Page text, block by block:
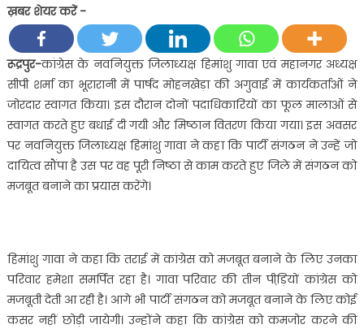
कांग्रेस
ज़िला
और
महानगर
अध्यक्ष
का
जोरदार
कार्यकर्ताओं
ख़बर शेयर करें -
रूद्रपुर-कांग्रेस के नवनियुक्त जिलाध्यक्ष हिमांशु गावा एवं महानगर अध्यक्ष
सीपी शर्मा का भूरारानी में पार्षद मोहनखेड़ा की अगुवाई में कार्यकर्ताओं ने
जोरदार स्वागत किया। इस दौरान दोनों पदाधिकारियों का फूल मालाओं से
स्वागत करते हुए बधाई दी गयी और मिष्ठान वितरण किया गया। इस अवसर
पर नवनियुक्त जिलाध्यक्ष हिमांशु गावा ने कहा कि पार्टी संगठन ने उन्हें जो
दायित्व सौंपा है उस पर वह पूरी निष्ठा से काम करते हुए जिले में संगठन को
मजबूत बनाने का प्रयास करेंगे।
हिमांशु गावा ने कहा कि तराई में कांग्रेस को मजबूत बनाने के लिए उनका
परिवार हमेशा समर्पित रहा है। गावा परिवार की तीन पीड़ि़यों कांग्रेस को
मजबूती देती आ रही है। आगे भी पार्टी संगठन को मजबूत बनाने के लिए कोई
कसर नहीं छोड़ी जायेगी। उन्होंने कहा कि कांग्रेस को कमजोर करने की